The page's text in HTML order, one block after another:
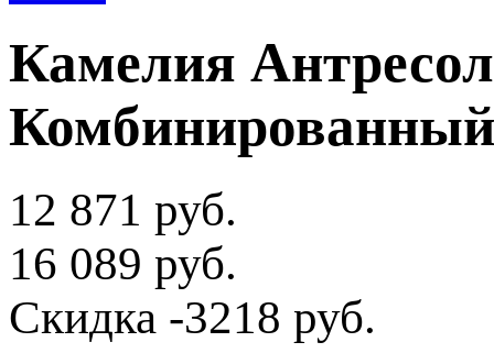
Камелия
12 871 руб.
16 089 руб.
Скидка -3218 руб.